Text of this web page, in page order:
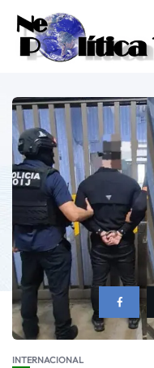
INTERNACIONAL